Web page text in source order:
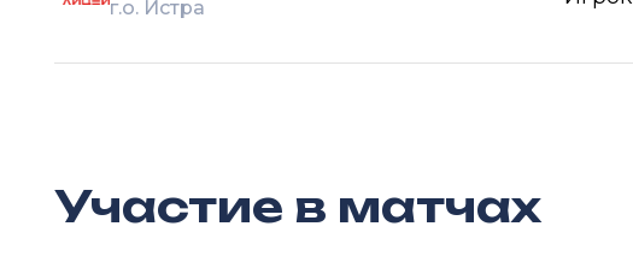
г.о. Истра
Участие в матчах